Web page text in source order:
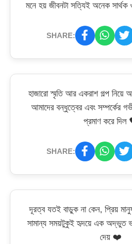
মনে হয় জীবনটা সত্যিই অনেক
SHARE:
হাজারো স্মৃতি আর একরাশ গল্প নিয়ে
আমাদের বন্ধুত্বের এবং সম্পর্কের
প্রমাণ করে দিল
SHARE:
দূরত্ব যতই বাড়ুক না কেন, প্রিয়
সামান্য সময়টুকুই হৃদয়ে এক অদ্ভুত
দেয় ❤️